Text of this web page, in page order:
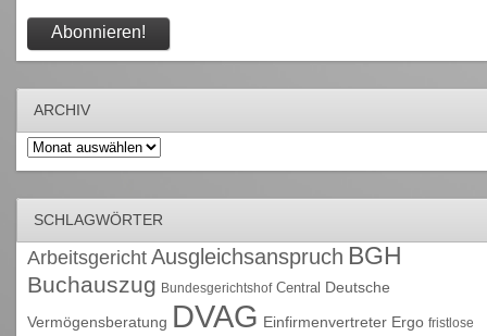
ARCHIV
Archiv
SCHLAGWÖRTER
Arbeitsgericht Ausgleichsanspruch BGH
Buchauszug Bundesgerichtshof Central Deutsche
Vermögensberatung DVAG Einfirmenvertreter Ergo fristlose